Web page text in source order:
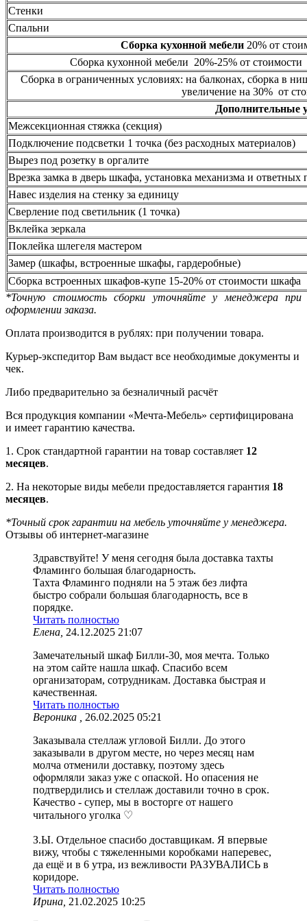
Стенки
Спальни
Сборка кухонной мебели20% от
Сборка кухонной мебели 20%-25% от стоимости
Сборка в ограниченных условиях: на балконах, сборка в
увеличение на 30% от
Дополнительные
Межсекционная стяжка (секция)
Подключение подсветки 1 точка (без расходных материалов)
Вырез под розетку в оргалите
Врезка замка в дверь шкафа, установка механизма и ответных
Навес изделия на стенку за единицу
Сверление под светильник (1 точка)
Вклейка зеркала
Поклейка шлегеля мастером
Замер (шкафы, встроенные шкафы, гардеробные)
Сборка встроенных шкафов-купе 15-20% от стоимости шкафа
*Точную стоимость сборки уточняйте у менеджера при
оформлении заказа.
Оплата производится в рублях: при получении товара.
Курьер-экспедитор Вам выдаст все необходимые документы и
чек.
Либо предварительно за безналичный расчёт
Вся продукция компании «Мечта-Мебель» сертифицирована
и имеет гарантию качества.
1. Срок стандартной гарантии на товар составляет 12
месяцев.
2. На некоторые виды мебели предоставляется гарантия 18
месяцев.
*Точный срок гарантии на мебель уточняйте у менеджера.
Отзывы об интернет-магазине
Здравствуйте! У меня сегодня была доставка тахты
Фламинго большая благодарность.
Тахта Фламинго подняли на 5 этаж без лифта
быстро собрали большая благодарность, все в
порядке.
Читать полностью
Елена, 24.12.2025 21:07
Замечательный шкаф Билли-30, моя мечта. Только
на этом сайте нашла шкаф. Спасибо всем
организаторам, сотрудникам. Доставка быстрая и
качественная.
Читать полностью
Вероника ,
26.02.2025 05:21
Заказывала стеллаж угловой Билли. До этого
заказывали в другом месте, но через месяц нам
молча отменили доставку, поэтому здесь
оформляли заказ уже с опаской. Но опасения не
подтвердились и стеллаж доставили точно в срок.
Качество - супер, мы в восторге от нашего
читального уголка ♡
З.Ы. Отдельное спасибо доставщикам. Я впервые
вижу, чтобы с тяжеленными коробками наперевес,
да ещё и в 6 утра, из вежливости РАЗУВАЛИСЬ в
коридоре.
Читать полностью
Ирина, 21.02.2025 10:25